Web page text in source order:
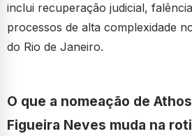
inclui recuperação judicial,
processos de alta complexidade
do Rio de Janeiro.
O que a nomeação de
Figueira Neves muda na